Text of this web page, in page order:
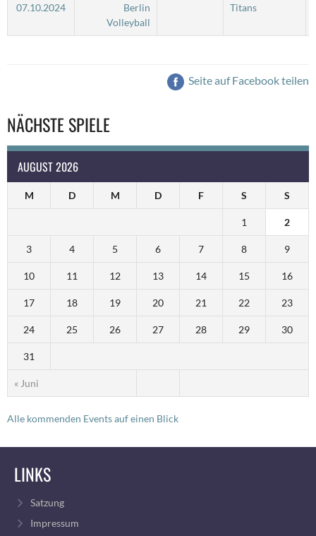
07.10.2024
Berlin
Volleyball
Titans
Seite auf Facebook teilen
NÄCHSTE SPIELE
AUGUST 2026
M D M D F S S
« Juni
1 2
3 4 5 6 7 8 9
10 11 12 13 14 15 16
17 18 19 20 21 22 23
24 25 26 27 28 29 30
31
Alle kommenden Events auf einen Blick
LINKS
Satzung
Impressum